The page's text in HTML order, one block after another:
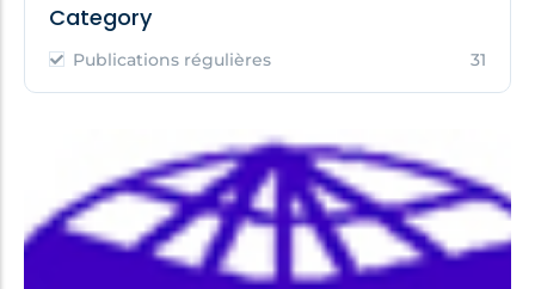
Category
Publications régulières 31